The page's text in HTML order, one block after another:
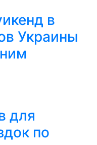
в
Украины
для
по